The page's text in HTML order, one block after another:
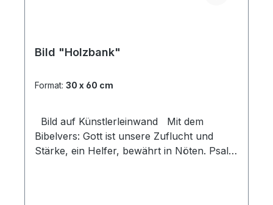
Bild "Holzbank"
Format: 30 x 60 cm
Bild auf Künstlerleinwand Mit dem
Bibelvers: Gott ist unsere Zuflucht und
Stärke, ein Helfer, bewährt in Nöten. Psalm